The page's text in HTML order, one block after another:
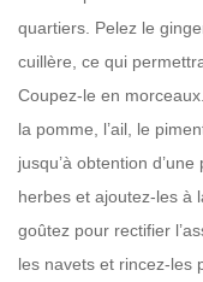
quartiers. Pelez le
cuillère, ce qui
Coupez-le en
la pomme, l’ail, le
jusqu’à obtention
herbes et ajoutez-les à
goûtez pour rectifier
les navets et rincez-les